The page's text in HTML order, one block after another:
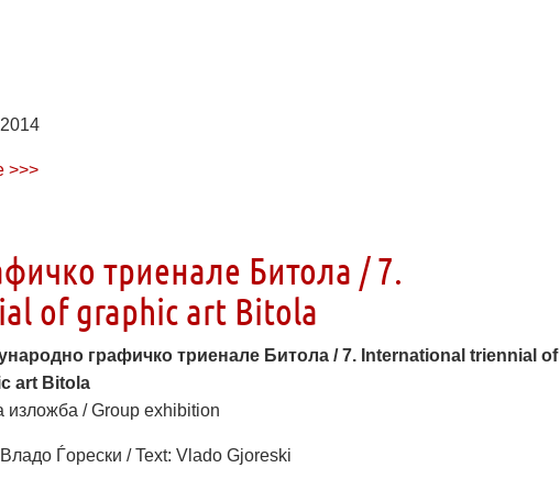
>>>
триенале Битола / 7.
of graphic art Bitola
графичко триенале Битола / 7. International triennial of
art Bitola
изложба / Group exhibition
Владо Ѓорески / Text: Vlado Gjoreski